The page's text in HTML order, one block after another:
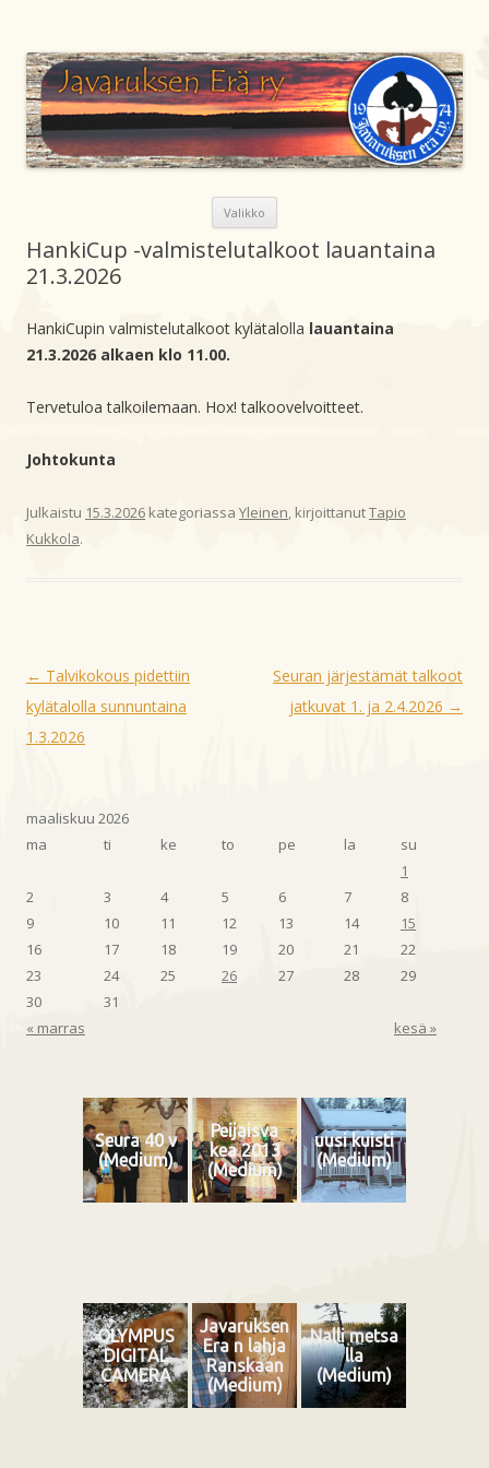
Valikko
HankiCup -valmistelutalkoot lauantaina
21.3.2026
HankiCupin valmistelutalkoot kylätalolla lauantaina
21.3.2026 alkaen klo 11.00.
Tervetuloa talkoilemaan. Hox! talkoovelvoitteet.
Johtokunta
Julkaistu 15.3.2026 kategoriassa Yleinen, kirjoittanutTapio
Kukkola.
Artikkelien
selaus
← Talvikokous pidettiin
kylätalolla sunnuntaina
1.3.2026
Seuran järjestämät talkoot
jatkuvat 1. ja 2.4.2026 →
maaliskuu 2026
ma
ti ke to pe la
su
1
2
3 4 5 6 7
8
9
10 11 12 13 14
15
16
17 18 19 20 21
22
23
24 25 26 27 28
29
30
31
« marras
kesä »
Seura 40 v
(Medium)
Peijaisva
kea 2013
(Medium)
uusi kuisti
(Medium)
OLYMPUS
DIGITAL
CAMERA
Javaruksen
Era n lahja
Ranskaan
(Medium)
Nalli metsa
lla
(Medium)